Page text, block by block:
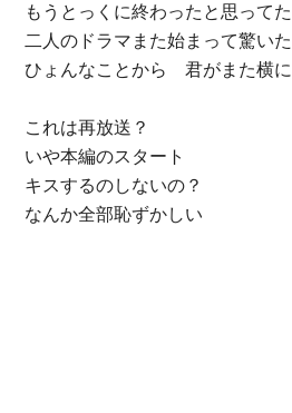
もうとっくに終わったと思ってた
二人のドラマまた始まって驚いた
ひょんなことから 君がまた横に
これは再放送？
いや本編のスタート
キスするのしないの？
なんか全部恥ずかしい